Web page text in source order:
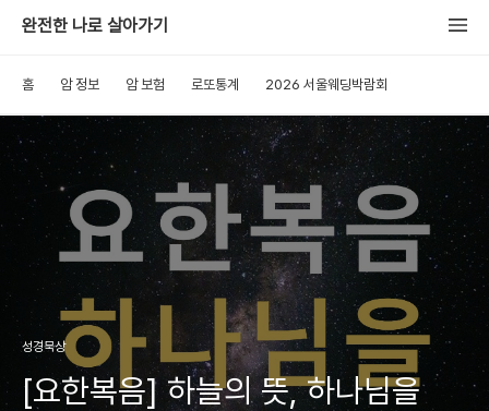
완전한 나로 살아가기
홈 암 정보 암 보험 로또통계 2026 서울웨딩박람회
성경묵상
[요한복음] 하늘의 뜻, 하나님을